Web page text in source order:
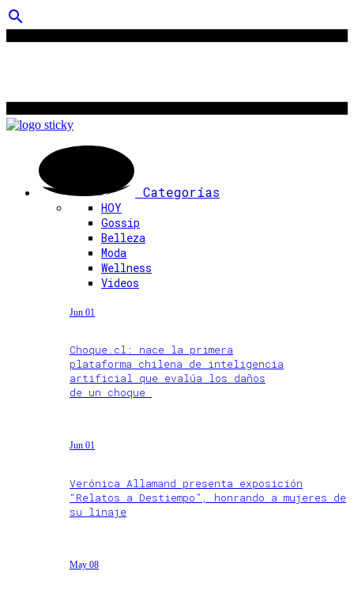
search
Categorías
HOY
Gossip
Belleza
Moda
Wellness
Videos
Jun 01
Choque.cl: nace la primera
plataforma chilena de inteligencia
artificial que evalúa los daños
de un choque
Jun 01
Verónica Allamand presenta exposición
“Relatos a Destiempo”, honrando a mujeres de
su linaje
May 08